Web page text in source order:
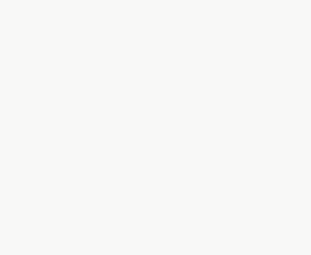
вдалося врятувати👌
"як новий", проте його стан
зроблені, відтепер всі